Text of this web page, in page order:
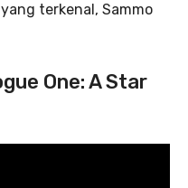
terkenal, Sammo
One: A Star